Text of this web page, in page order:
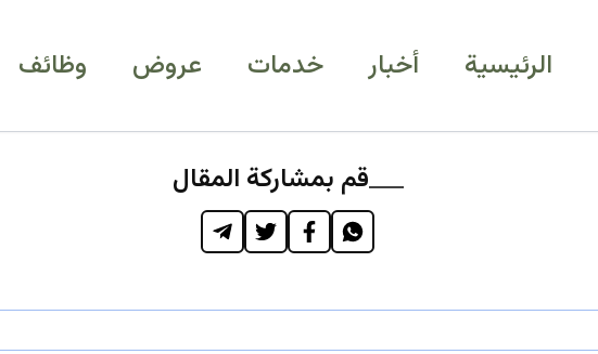
الرئيسية أخبار خدمات عروض وظائف
قم بمشاركة المقال